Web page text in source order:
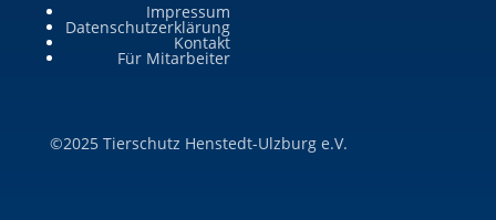
Impressum
Datenschutzerklärung
Kontakt
Für Mitarbeiter
©2025 Tierschutz Henstedt-Ulzburg e.V.